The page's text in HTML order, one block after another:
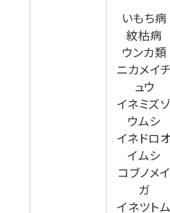
いもち病
紋枯病
ウンカ類
ニカメイチ
ュウ
イネミズゾ
ウムシ
イネドロオ
イムシ
コブノメイ
ガ
イネツトム